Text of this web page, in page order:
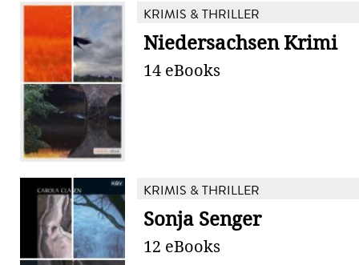
KRIMIS & THRILLER
Niedersachsen Krimi
14 eBooks
KRIMIS & THRILLER
Sonja Senger
12 eBooks